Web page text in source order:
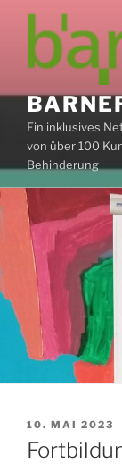
springen
Ein inklusives
von über 100
Behinderung
AM
10. MAI 2023